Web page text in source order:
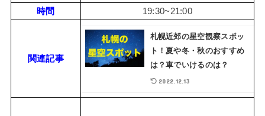
時間 19:30~21:00
関連記事
札幌近郊の星空観察スポッ
ト！夏や冬・秋のおすすめ
は？車でいけるのは？
2022.12.13